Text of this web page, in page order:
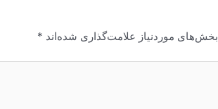
بخش‌های موردنیاز علامت‌گذاری شده‌اند *